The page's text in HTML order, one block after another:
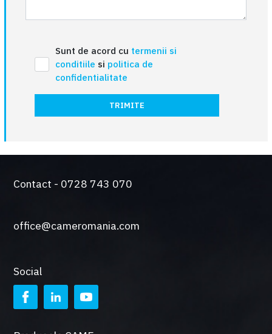
Sunt de acord cu termenii si
conditiile si politica de
confidentialitate
TRIMITE
Contact - 0728 743 070
office@cameromania.com
Social